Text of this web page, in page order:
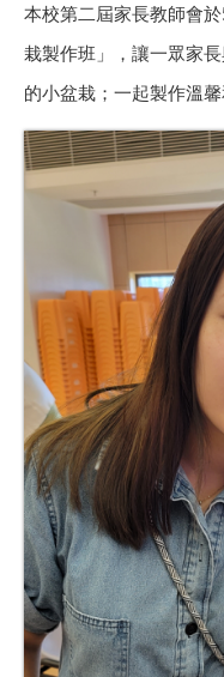
本校第二屆家長教師會
栽製作班」，讓一眾家
的小盆栽；一起製作溫